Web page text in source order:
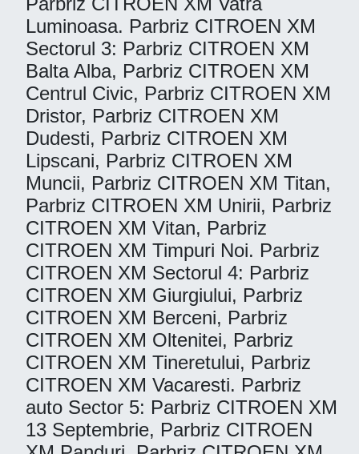
Luminoasa. Parbriz CITROEN XM
Sectorul 3: Parbriz CITROEN XM
Balta Alba, Parbriz CITROEN XM
Centrul Civic, Parbriz CITROEN XM
Dristor, Parbriz CITROEN XM
Dudesti, Parbriz CITROEN XM
Lipscani, Parbriz CITROEN XM
Muncii, Parbriz CITROEN XM Titan,
Parbriz CITROEN XM Unirii, Parbriz
CITROEN XM Vitan, Parbriz
CITROEN XM Timpuri Noi. Parbriz
CITROEN XM Sectorul 4: Parbriz
CITROEN XM Giurgiului, Parbriz
CITROEN XM Berceni, Parbriz
CITROEN XM Oltenitei, Parbriz
CITROEN XM Tineretului, Parbriz
CITROEN XM Vacaresti. Parbriz
auto Sector 5: Parbriz CITROEN XM
13 Septembrie, Parbriz CITROEN